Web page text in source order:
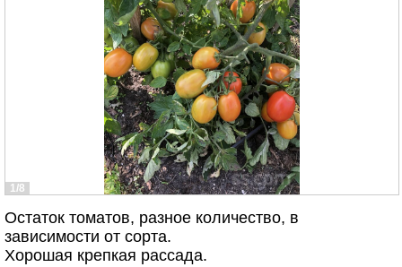
1/8
Остаток томатов, разное количество, в
зависимости от сорта.
Хорошая крепкая рассада.